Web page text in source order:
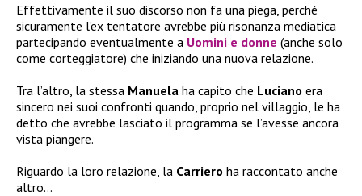
Effettivamente il suo discorso non fa una piega, perché
sicuramente l’ex tentatore avrebbe più risonanza mediatica
partecipando eventualmente a Uomini e donne (anche solo
come corteggiatore) che iniziando una nuova relazione.
Tra l’altro, la stessa Manuela ha capito che Luciano era
sincero nei suoi confronti quando, proprio nel villaggio, le ha
detto che avrebbe lasciato il programma se l’avesse ancora
vista piangere.
Riguardo la loro relazione, la Carriero ha raccontato anche
altro…